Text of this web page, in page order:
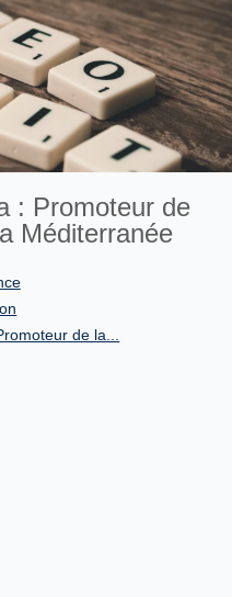
: Promoteur de
Méditerranée
de la...